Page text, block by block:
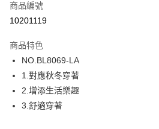
街口支付
運送方式
全家取貨付款
每筆NT$80，滿NT$1,000(含以上)免運費
商品編號
10201119
商品特色
NO.BL8069-LA
1.對應秋冬穿著
2.增添生活樂趣
3.舒適穿著